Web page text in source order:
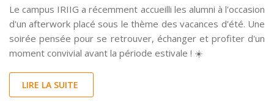
Le campus IRIIG a récemment accueilli les alumni à l'occasion
d'un afterwork placé sous le thème des vacances d'été. Une
soirée pensée pour se retrouver, échanger et profiter d'un
moment convivial avant la période estivale ! ☀️
LIRE LA SUITE